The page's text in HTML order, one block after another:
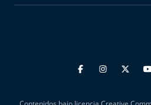
Podría Ser